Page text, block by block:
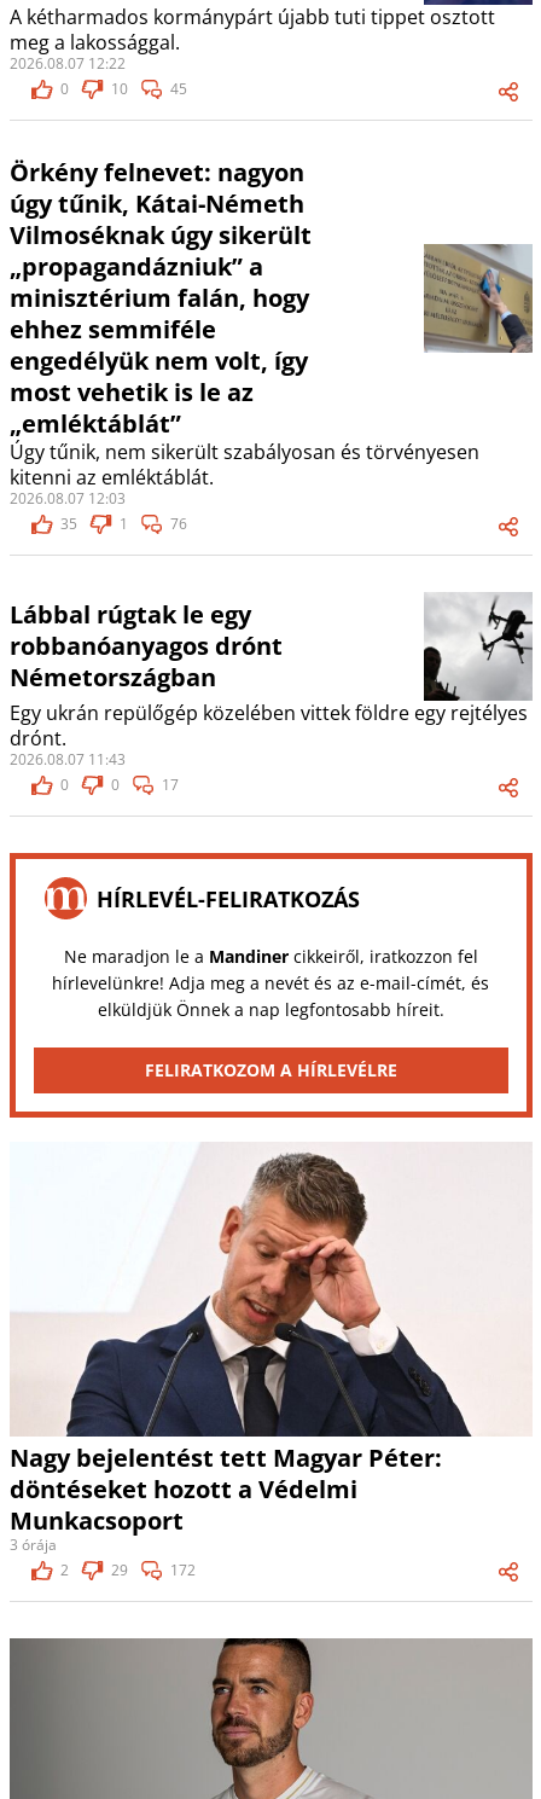
A kétharmados kormánypárt újabb tuti tippet osztott
meg a lakossággal.
2026.08.07 12:22
0
10 45
Örkény felnevet: nagyon
úgy tűnik, Kátai-Németh
Vilmoséknak úgy sikerült
„propagandázniuk” a
minisztérium falán, hogy
ehhez semmiféle
engedélyük nem volt, így
most vehetik is le az
„emléktáblát”
Úgy tűnik, nem sikerült szabályosan és törvényesen
kitenni az emléktáblát.
2026.08.07 12:03
35
1 76
Lábbal rúgtak le egy
robbanóanyagos drónt
Németországban
Egy ukrán repülőgép közelében vittek földre egy rejtélyes
drónt.
2026.08.07 11:43
0
0 17
HÍRLEVÉL-FELIRATKOZÁS
Ne maradjon le a Mandinercikkeiről, iratkozzon fel
hírlevelünkre! Adja meg a nevét és az e-mail-címét, és
elküldjük Önnek a nap legfontosabb híreit.
FELIRATKOZOM A HÍRLEVÉLRE
Nagy bejelentést tett Magyar Péter:
döntéseket hozott a Védelmi
Munkacsoport
3 órája
2
29 172